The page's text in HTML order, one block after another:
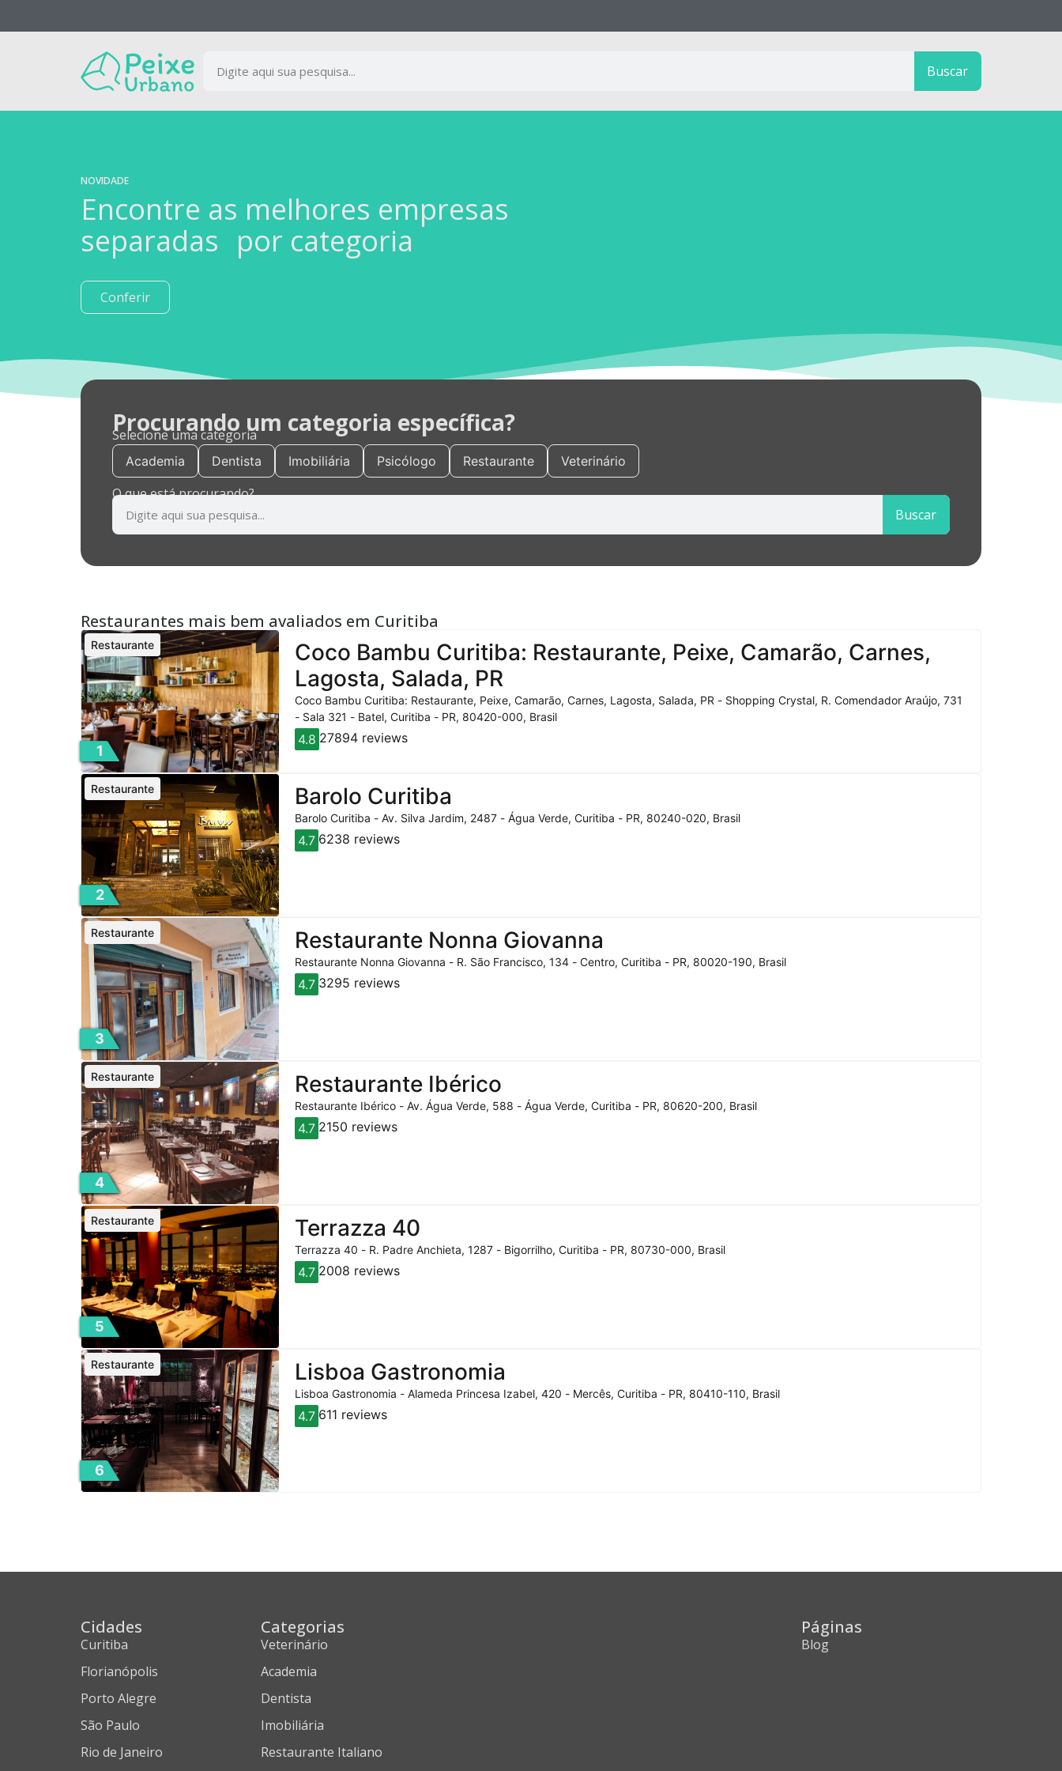
Buscar
NOVIDADE
Encontre as melhores empresas
separadas por categoria
Conferir
Procurando um categoria específica?
Selecione uma categoria
Academia Dentista Imobiliária Psicólogo Restaurante Veterinário
O que está procurando?
Buscar
Restaurantes mais bem avaliados em Curitiba
1
Coco Bambu Curitiba: Restaurante, Peixe, Camarão, Carnes,
Lagosta, Salada, PR
Restaurante
Coco Bambu Curitiba: Restaurante, Peixe, Camarão, Carnes, Lagosta, Salada, PR - Shopping Crystal, R. Comendador Araújo, 731
- Sala 321 - Batel, Curitiba - PR, 80420-000, Brasil
4.8 27894 reviews
2
Barolo Curitiba
Restaurante
Barolo Curitiba - Av. Silva Jardim, 2487 - Água Verde, Curitiba - PR, 80240-020, Brasil
4.7 6238 reviews
3
Restaurante Nonna Giovanna
Restaurante
Restaurante Nonna Giovanna - R. São Francisco, 134 - Centro, Curitiba - PR, 80020-190, Brasil
4.7 3295 reviews
4
Restaurante Ibérico
Restaurante
Restaurante Ibérico - Av. Água Verde, 588 - Água Verde, Curitiba - PR, 80620-200, Brasil
4.7 2150 reviews
5
Terrazza 40
Restaurante
Terrazza 40 - R. Padre Anchieta, 1287 - Bigorrilho, Curitiba - PR, 80730-000, Brasil
4.7 2008 reviews
6
Lisboa Gastronomia
Restaurante
Lisboa Gastronomia - Alameda Princesa Izabel, 420 - Mercês, Curitiba - PR, 80410-110, Brasil
4.7 611 reviews
Cidades
Curitiba
Florianópolis
Porto Alegre
São Paulo
Rio de Janeiro
Categorias
Veterinário
Academia
Dentista
Imobiliária
Restaurante Italiano
Páginas
Blog